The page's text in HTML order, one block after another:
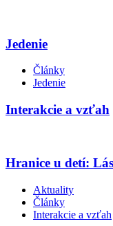
Jedenie
Články
Jedenie
Interakcie a vzťah
Hranice u detí:
Aktuality
Články
Interakcie a vzťah